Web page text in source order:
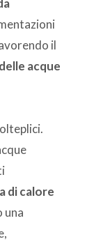
il
acque
di calore
una